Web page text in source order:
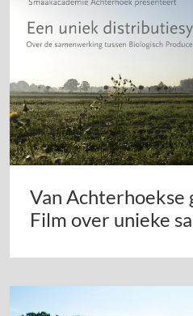
Van Achterhoekse
Film over unieke